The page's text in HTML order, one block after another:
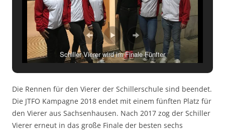
Schiller Vierer wird im Finale Fünfter
Die Rennen für den Vierer der Schillerschule sind beendet.
Die JTFO Kampagne 2018 endet mit einem fünften Platz für
den Vierer aus Sachsenhausen. Nach 2017 zog der Schiller
Vierer erneut in das große Finale der besten sechs